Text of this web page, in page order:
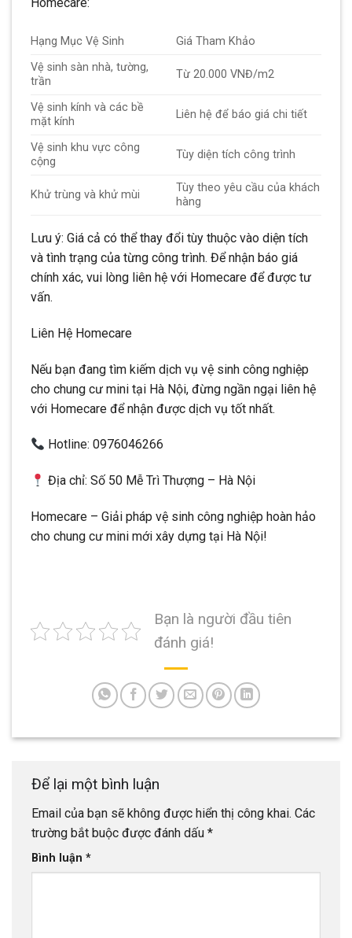
Hạng Mục Vệ Sinh
Giá Tham Khảo
Vệ sinh sàn nhà, tường,
trần
Từ 20.000 VNĐ/m2
Vệ sinh kính và các bề
mặt kính
Liên hệ để báo giá chi tiết
Vệ sinh khu vực công
cộng
Tùy diện tích công trình
Khử trùng và khử mùi
Tùy theo yêu cầu của khách
hàng
Lưu ý: Giá cả có thể thay đổi tùy thuộc vào diện tích
và tình trạng của từng công trình. Để nhận báo giá
chính xác, vui lòng liên hệ với Homecare để được tư
vấn.
Liên Hệ Homecare
Nếu bạn đang tìm kiếm dịch vụ vệ sinh công nghiệp
cho chung cư mini tại Hà Nội, đừng ngần ngại liên hệ
với Homecare để nhận được dịch vụ tốt nhất.
Hotline: 0976046266
Địa chỉ: Số 50 Mễ Trì Thượng – Hà Nội
Homecare – Giải pháp vệ sinh công nghiệp hoàn hảo
cho chung cư mini mới xây dựng tại Hà Nội!
Bạn là người đầu tiên
đánh giá!
Để lại một bình luận
Email của bạn sẽ không được hiển thị công khai. Các
trường bắt buộc được đánh dấu *
Bình luận *